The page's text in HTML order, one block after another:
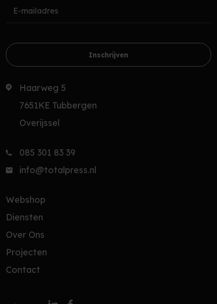
Inschrijven
Haarweg 5
7651KE Tubbergen
Overijssel
085 301 83 39
info@totalpress.nl
Webshop
Diensten
Over Ons
Projecten
Contact